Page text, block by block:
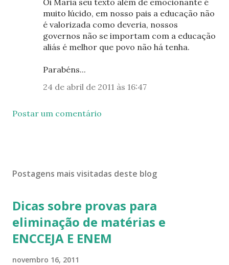
Oi Maria seu texto além de emocionante é
muito lúcido, em nosso pais a educação não
é valorizada como deveria, nossos
governos não se importam com a educação
aliás é melhor que povo não há tenha.
Parabéns...
24 de abril de 2011 às 16:47
Postar um comentário
Postagens mais visitadas deste blog
Dicas sobre provas para
eliminação de matérias e
ENCCEJA E ENEM
novembro 16, 2011